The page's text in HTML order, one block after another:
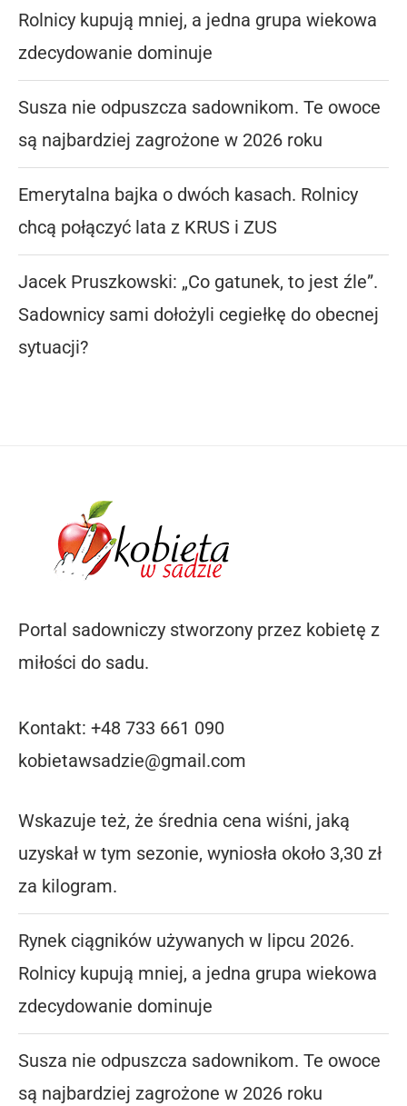
Rolnicy kupują mniej, a jedna grupa wiekowa
zdecydowanie dominuje
Susza nie odpuszcza sadownikom. Te owoce
są najbardziej zagrożone w 2026 roku
Emerytalna bajka o dwóch kasach. Rolnicy
chcą połączyć lata z KRUS i ZUS
Jacek Pruszkowski: „Co gatunek, to jest źle”.
Sadownicy sami dołożyli cegiełkę do obecnej
sytuacji?
Portal sadowniczy stworzony przez kobietę z
miłości do sadu.
Kontakt: +48 733 661 090
kobietawsadzie@gmail.com
Wskazuje też, że średnia cena wiśni, jaką
uzyskał w tym sezonie, wyniosła około 3,30 zł
za kilogram.
Rynek ciągników używanych w lipcu 2026.
Rolnicy kupują mniej, a jedna grupa wiekowa
zdecydowanie dominuje
Susza nie odpuszcza sadownikom. Te owoce
są najbardziej zagrożone w 2026 roku